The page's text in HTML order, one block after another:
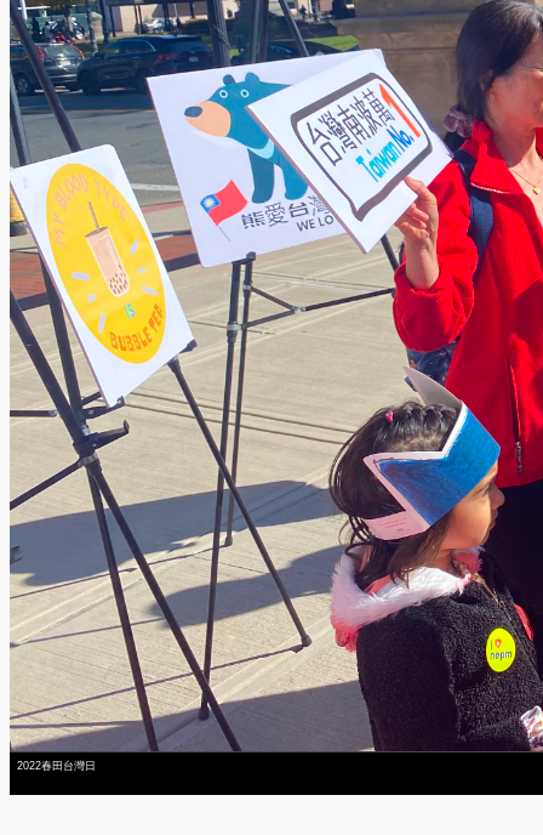
2022春田台灣日